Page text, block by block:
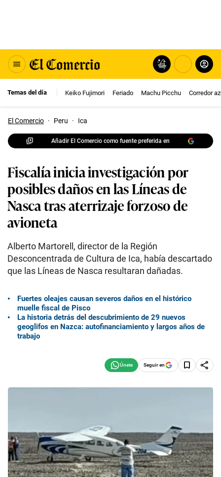
Temas del día Keiko Fujimori Feriado Machu Picchu Corredor
El Comercio · Peru · Ica
Añadir El Comercio como fuente preferida en
Fiscalía inicia investigación por
posibles daños en las Líneas de
Nasca tras aterrizaje forzoso de
avioneta
Alberto Martorell, director de la Región
Desconcentrada de Cultura de Ica, había descartado
que las Líneas de Nasca resultaran dañadas.
Fuertes oleajes causan severos daños en el histórico
muelle fiscal de Pisco
La historia detrás del descubrimiento de 29 nuevos
geoglifos en Nazca: autofinanciamiento y largos años de
trabajo
Seguir en